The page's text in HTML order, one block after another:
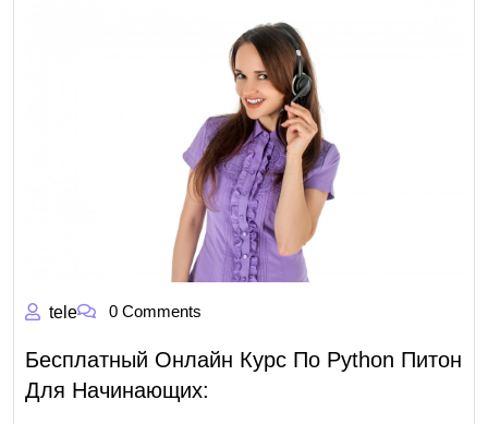
tele 0 Comments
Бесплатный Онлайн Курс По Python Питон
Для Начинающих: